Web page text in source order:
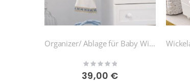
Organizer/ Ablage für Baby Wickelkommoden
Rating:
0%
39,00 €